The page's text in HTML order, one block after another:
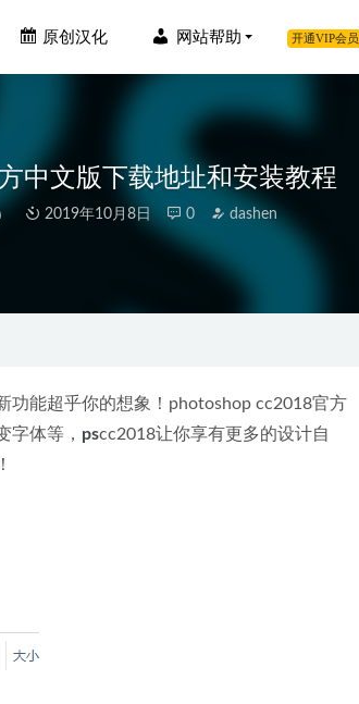
原创汉化 网站帮助 开通VIP会员
中文版下载地址和安装教程
2019年10月8日 0 dashen
功能超乎你的想象！photoshop cc2018官方
字体等， pscc2018让你享有更多的设计自
搜索工具 2024-05-14
中文破解版(AI2023) 2023-03-30